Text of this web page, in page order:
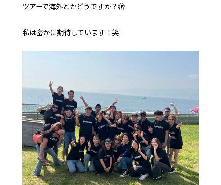
ツアーで海外とかどうですか？🫣
私は密かに期待しています！笑